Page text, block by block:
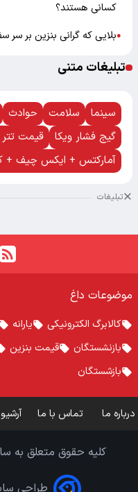
کسانی هستند؟
●بلایی که گرانی بنزین بر سر
تبلیغات متنی
سینما سلامت حوادث
گیج فشار ویکا
قیمت تتر
آمارکتس + ایکس چیف +
تبلیغات
موضوعات داغ
کالابرگ الکترونیکی یارانه
بازنشستگان
قیمت بنزین
بازشستگان
درباره ما تماس با ما آرشیو
کلیه حقوق متعلق به
طراحی